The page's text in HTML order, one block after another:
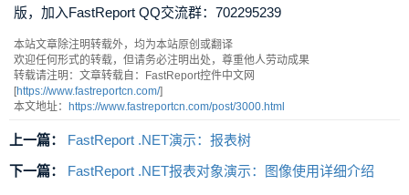
版，加入FastReport QQ交流群：702295239
本站文章除注明转载外，均为本站原创或翻译
欢迎任何形式的转载，但请务必注明出处，尊重他人劳动成果
转载请注明：文章转载自：FastReport控件中文网
[https://www.fastreportcn.com/]
本文地址：
https://www.fastreportcn.com/post/3000.html
上一篇：
FastReport .NET演示：报表树
下一篇：
FastReport .NET报表对象演示：图像使用详细介绍